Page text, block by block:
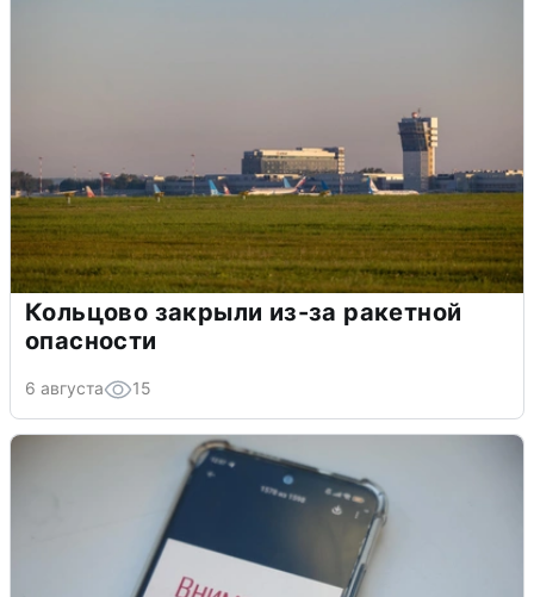
Кольцово закрыли из-за ракетной
опасности
6 августа 15